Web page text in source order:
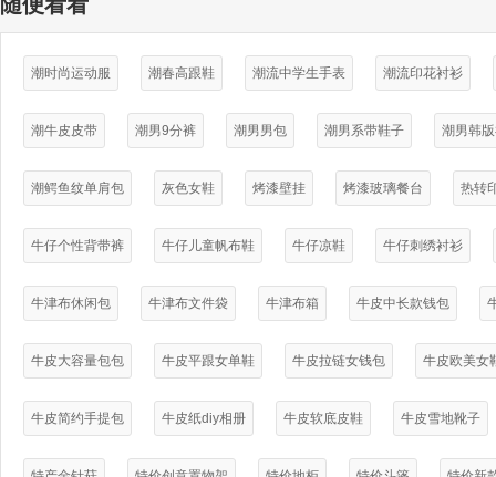
潮时尚运动服 潮春高跟鞋 潮流中学生手表 潮流印花衬衫
潮牛皮皮带 潮男9分裤 潮男男包 潮男系带鞋子 潮男韩
潮鳄鱼纹单肩包 灰色女鞋 烤漆壁挂 烤漆玻璃餐台 热转
牛仔个性背带裤 牛仔儿童帆布鞋 牛仔凉鞋 牛仔刺绣衬衫
牛津布休闲包 牛津布文件袋 牛津布箱 牛皮中长款钱包
牛皮大容量包包 牛皮平跟女单鞋 牛皮拉链女钱包 牛皮欧美女
牛皮简约手提包 牛皮纸diy相册 牛皮软底皮鞋 牛皮雪地靴子